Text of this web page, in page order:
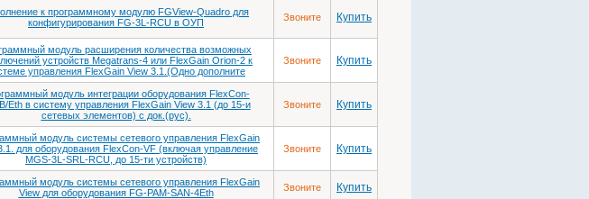
к программному модулю FGView-Quadro для
конфигурирования FG-3L-RCU в ОУП
Звоните Купить
модуль расширения количества возможных
устройств Megatrans-4 или FlexGain Orion-2 к
управления FlexGain View 3.1.(Одно дополните
Звоните Купить
модуль интеграции оборудования FlexCon-
Eth в систему управления FlexGain View 3.1 (до 15-и
сетевых элементов) с док.(рус).
Звоните Купить
модуль системы сетевого управления FlexGain
для оборудования FlexCon-VF (включая управление
MGS-3L-SRL-RCU, до 15-ти устройств)
Звоните Купить
модуль системы сетевого управления FlexGain
View для оборудования FG-PAM-SAN-4Eth
Звоните Купить